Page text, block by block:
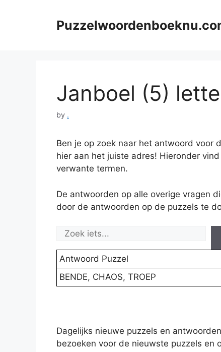
Janboel (5)
by .
Ben je op zoek naar het antwoord voor
hier aan het juiste adres! Hieronder
verwante termen.
De antwoorden op alle overige vragen
door de antwoorden op de puzzels te
Antwoord Puzzel
BENDE, CHAOS, TROEP
Dagelijks nieuwe puzzels en
bezoeken voor de nieuwste puzzels en